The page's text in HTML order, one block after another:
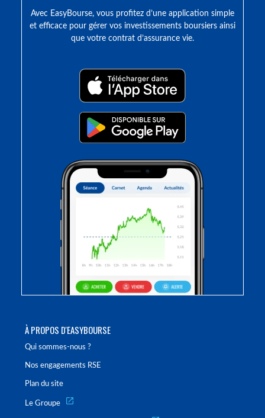
À PROPOS D'EASYBOURSE
Qui sommes-nous ?
Nos engagements RSE
Plan du site
Le Groupe
Avec EasyBourse, vous profitez d’une application simple
et efficace pour gérer vos investissements boursiers ainsi
que votre contrat d’assurance vie.